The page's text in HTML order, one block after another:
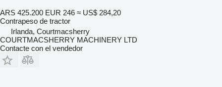
ARS 425.200 EUR 246 ≈ US$ 284,20
Contrapeso de tractor
Irlanda, Courtmacsherry
COURTMACSHERRY MACHINERY LTD
Contacte con el vendedor